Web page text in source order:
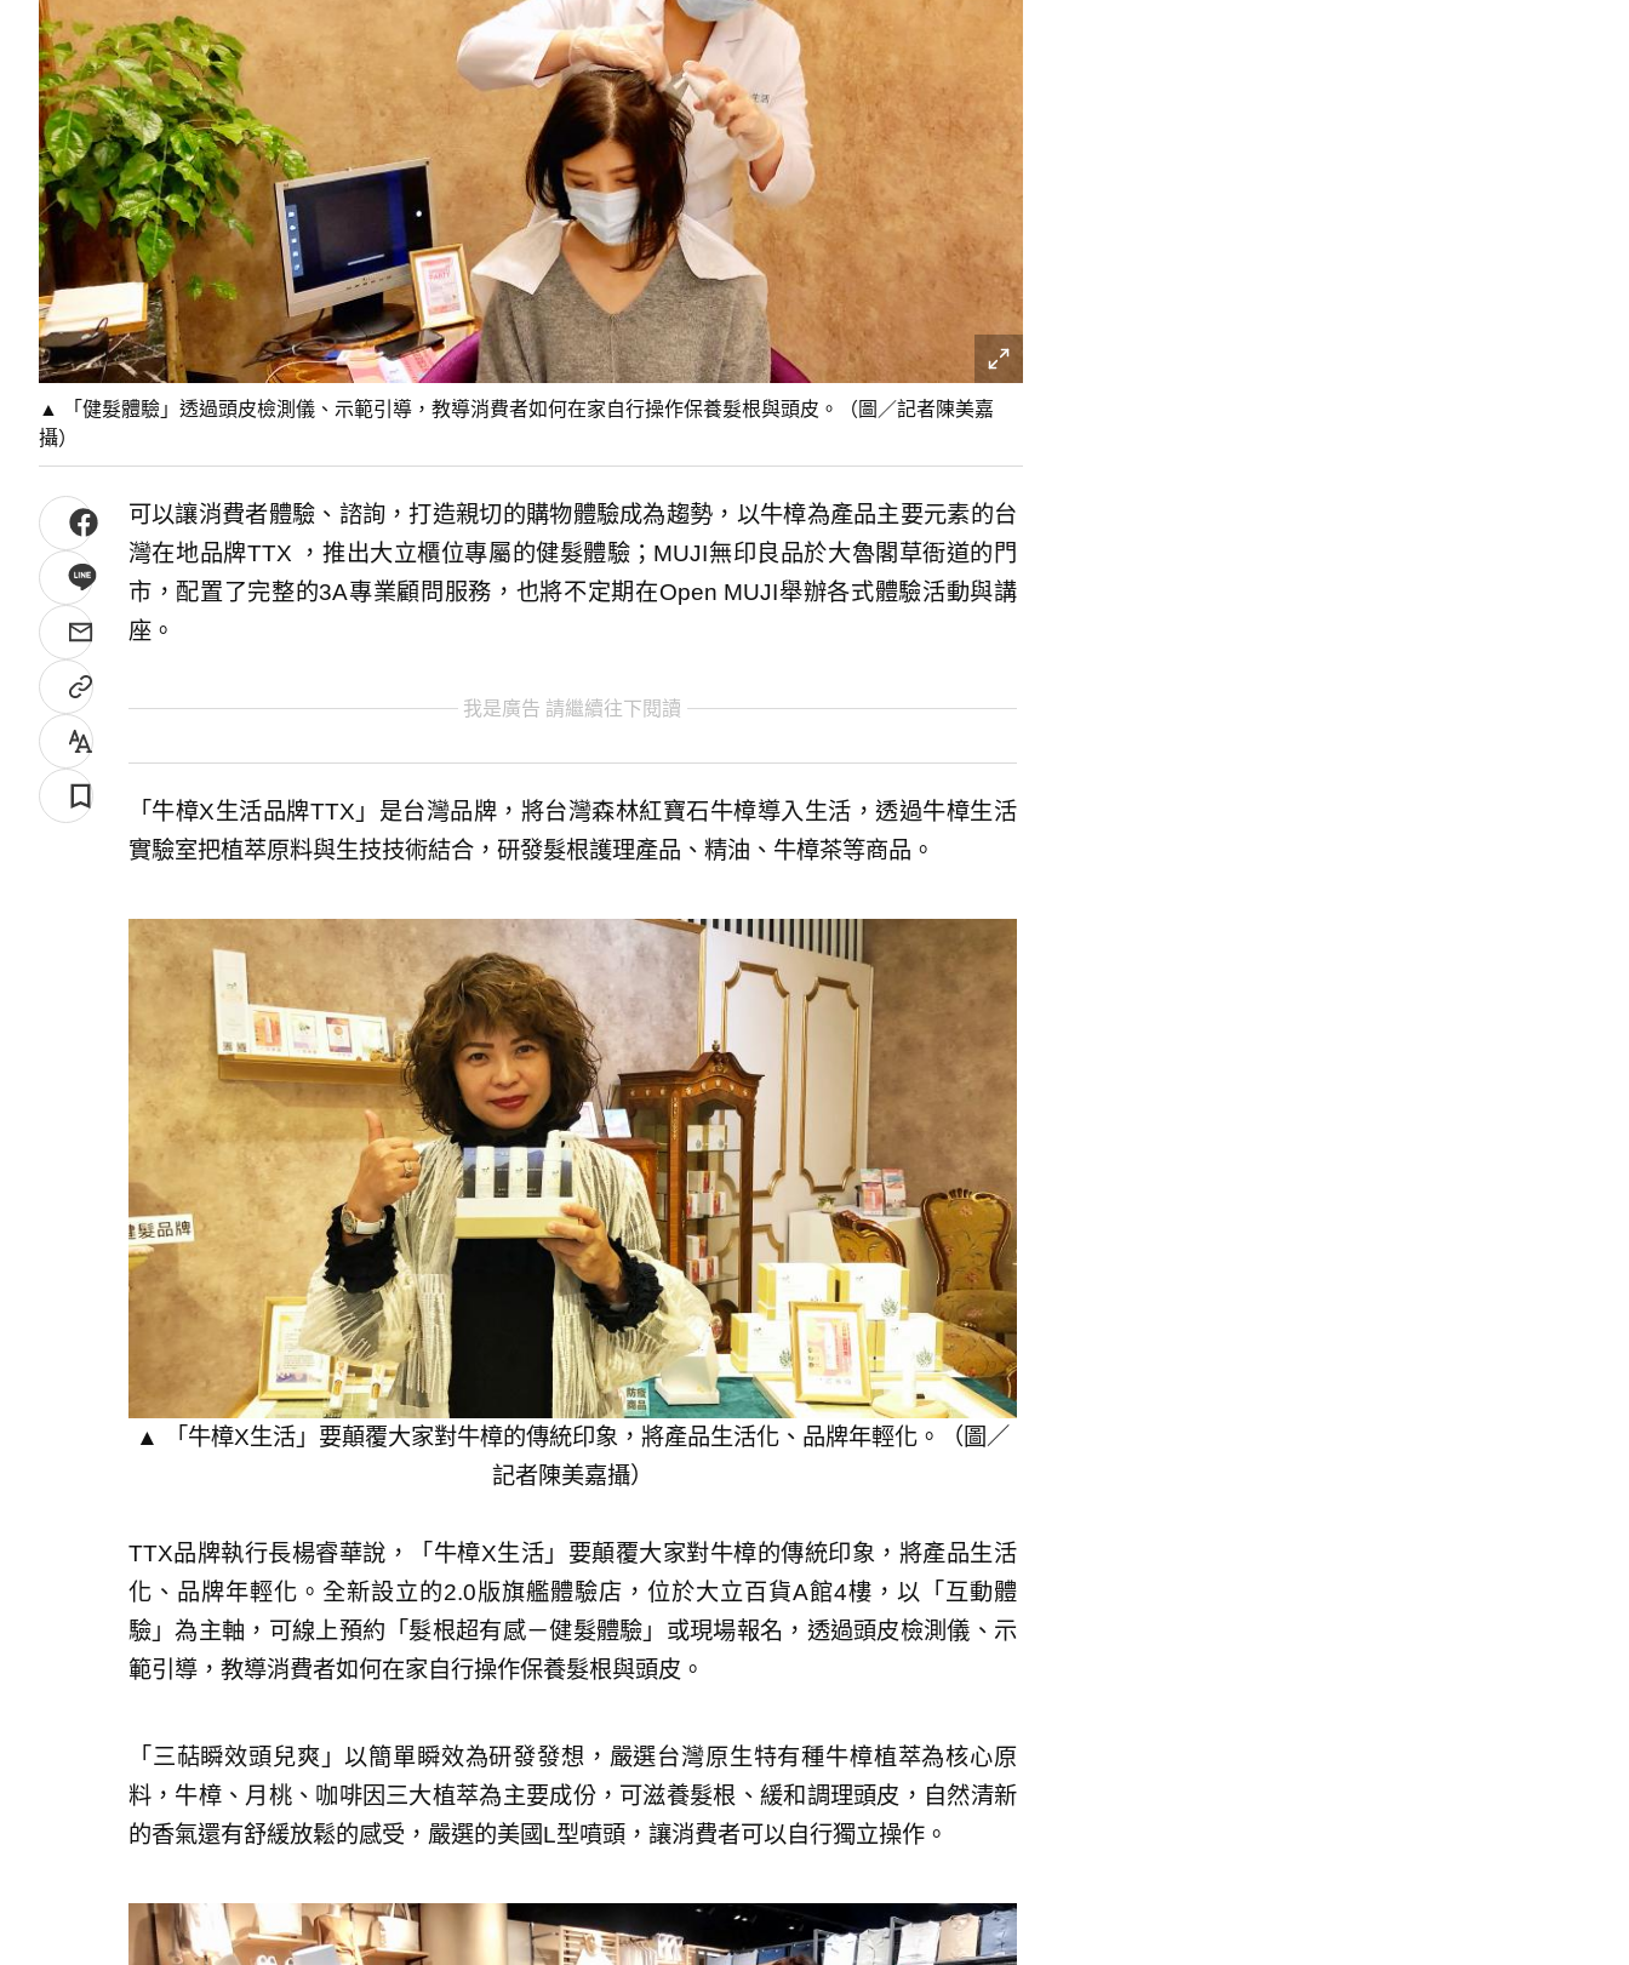
▲ 「健髮體驗」透過頭皮檢測儀、示範引導，教導消費者如何在家自行操作保養髮根與頭皮。（圖／記者陳美嘉
攝）
可以讓消費者體驗、諮詢，打造親切的購物體驗成為趨勢，以牛樟為產品主要元素的台
灣在地品牌TTX ，推出大立櫃位專屬的健髮體驗；MUJI無印良品於大魯閣草衙道的門
市，配置了完整的3A專業顧問服務，也將不定期在Open MUJI舉辦各式體驗活動與講
座。
我是廣告 請繼續往下閱讀
「牛樟X生活品牌TTX」是台灣品牌，將台灣森林紅寶石牛樟導入生活，透過牛樟生活
實驗室把植萃原料與生技技術結合，研發髮根護理產品、精油、牛樟茶等商品。
▲ 「牛樟X生活」要顛覆大家對牛樟的傳統印象，將產品生活化、品牌年輕化。（圖／
記者陳美嘉攝）
TTX品牌執行長楊睿華說，「牛樟X生活」要顛覆大家對牛樟的傳統印象，將產品生活
化、品牌年輕化。全新設立的2.0版旗艦體驗店，位於大立百貨A館4樓，以「互動體
驗」為主軸，可線上預約「髮根超有感－健髮體驗」或現場報名，透過頭皮檢測儀、示
範引導，教導消費者如何在家自行操作保養髮根與頭皮。
「三萜瞬效頭兒爽」以簡單瞬效為研發發想，嚴選台灣原生特有種牛樟植萃為核心原
料，牛樟、月桃、咖啡因三大植萃為主要成份，可滋養髮根、緩和調理頭皮，自然清新
的香氣還有舒緩放鬆的感受，嚴選的美國L型噴頭，讓消費者可以自行獨立操作。